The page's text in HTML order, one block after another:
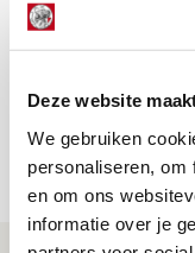
Deze website
We gebruiken
personaliseren, om
en om ons
informatie over je
Bekijk alle
Net binnen //